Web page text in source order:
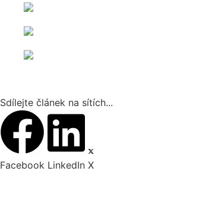
Sdílejte článek na sítích...
Facebook LinkedIn X